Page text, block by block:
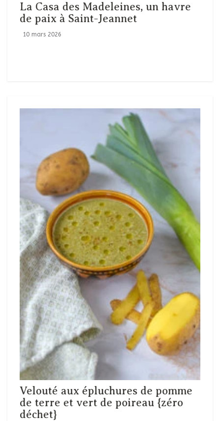
La Casa des Madeleines, un havre
de paix à Saint-Jeannet
10 mars 2026
Velouté aux épluchures de pomme
de terre et vert de poireau {zéro
déchet}